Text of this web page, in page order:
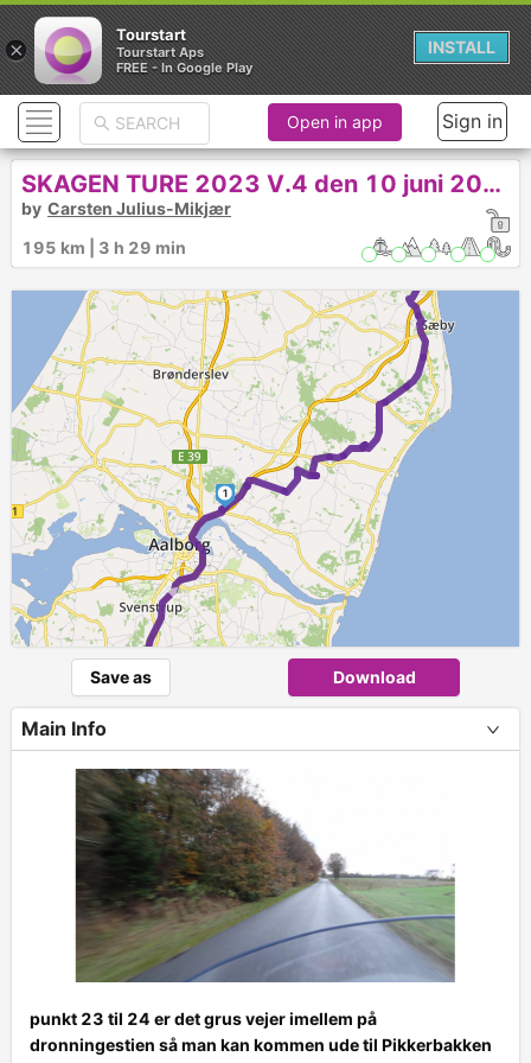
►
1
2
+
Open in app Sign in
SKAGEN TURE 2023 V.4 den 10 juni 2023
by Carsten Julius-Mikjær
195 km | 3 h 29 min
Save as Download
Main Info
punkt 23 til 24 er det grus vejer imellem på
dronningestien så man kan kommen ude til Pikkerbakken
×
Tourstart
Tourstart Aps
FREE - In Google Play
INSTALL